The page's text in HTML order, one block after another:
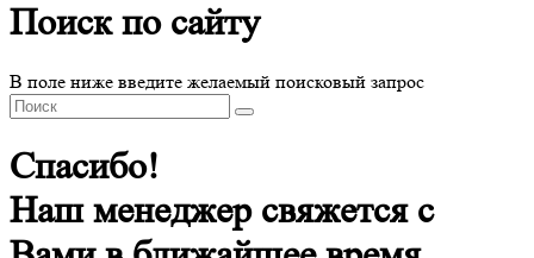
Поиск по сайту
В поле ниже введите желаемый поисковый запрос
Спасибо!
Наш менеджер свяжется с